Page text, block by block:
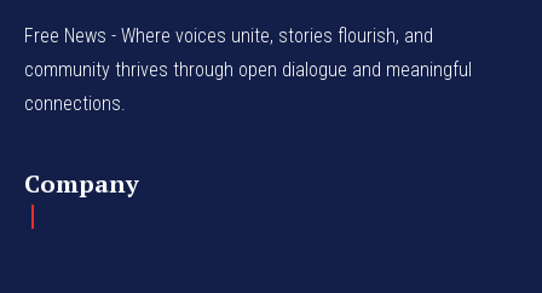
Free News - Where voices unite, stories flourish, and
community thrives through open dialogue and meaningful
connections.
Company